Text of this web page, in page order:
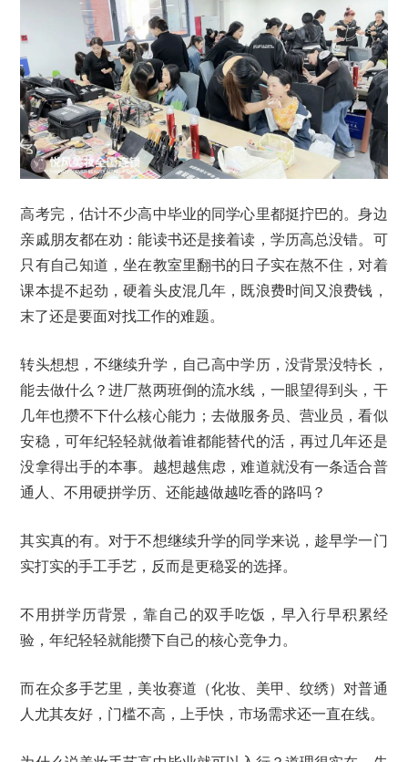
高考完，估计不少高中毕业的同学心里都挺拧巴的。身边
亲戚朋友都在劝：能读书还是接着读，学历高总没错。可
只有自己知道，坐在教室里翻书的日子实在熬不住，对着
课本提不起劲，硬着头皮混几年，既浪费时间又浪费钱，
末了还是要面对找工作的难题。
转头想想，不继续升学，自己高中学历，没背景没特长，
能去做什么？进厂熬两班倒的流水线，一眼望得到头，干
几年也攒不下什么核心能力；去做服务员、营业员，看似
安稳，可年纪轻轻就做着谁都能替代的活，再过几年还是
没拿得出手的本事。越想越焦虑，难道就没有一条适合普
通人、不用硬拼学历、还能越做越吃香的路吗？
其实真的有。对于不想继续升学的同学来说，趁早学一门
实打实的手工手艺，反而是更稳妥的选择。
不用拼学历背景，靠自己的双手吃饭，早入行早积累经
验，年纪轻轻就能攒下自己的核心竞争力。
而在众多手艺里，美妆赛道（化妆、美甲、纹绣）对普通
人尤其友好，门槛不高，上手快，市场需求还一直在线。